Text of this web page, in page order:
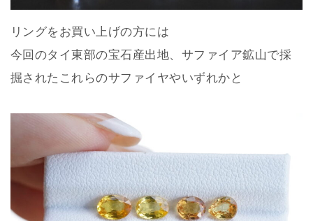
リングをお買い上げの方には
今回のタイ東部の宝石産出地、サファイア鉱山で採
掘されたこれらのサファイヤやいずれかと